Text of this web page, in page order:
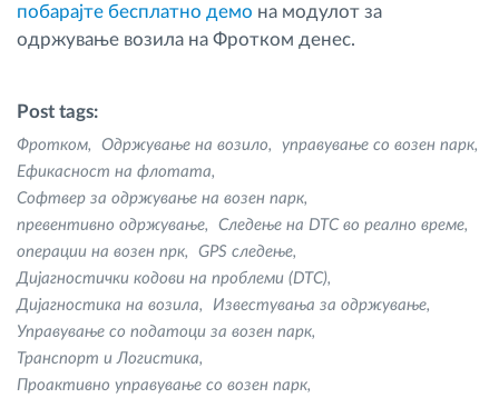
побарајте бесплатно демо на модулот за
одржување возила на Фротком денес.
Post tags:
Фротком Одржување на возило
управување со возен парк
Ефикасност на флотата
Софтвер за одржување на возен парк
превентивно одржување
Следење на DTC во реално време
операции на возен прк
GPS следење
Дијагностички кодови на проблеми (DTC)
Дијагностика на возила
Известувања за одржување
Управување со податоци за возен парк
Транспорт и Логистика
Проактивно управување со возен парк